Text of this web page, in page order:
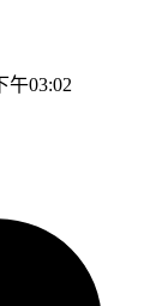
午03:02